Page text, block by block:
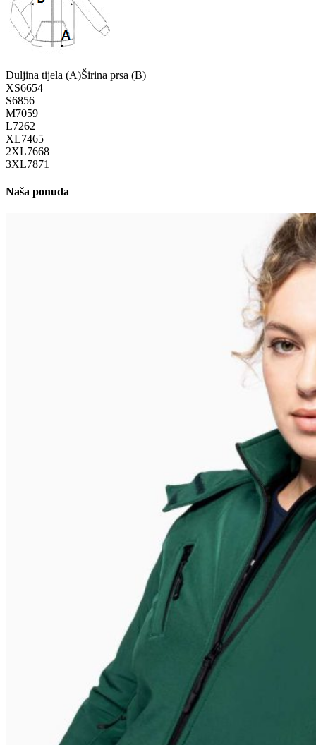
Duljina tijela (A)Širina prsa (B)
XS6654
S6856
M7059
L7262
XL7465
2XL7668
3XL7871
Naša ponuda